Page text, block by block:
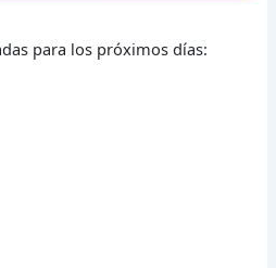
para los próximos días: